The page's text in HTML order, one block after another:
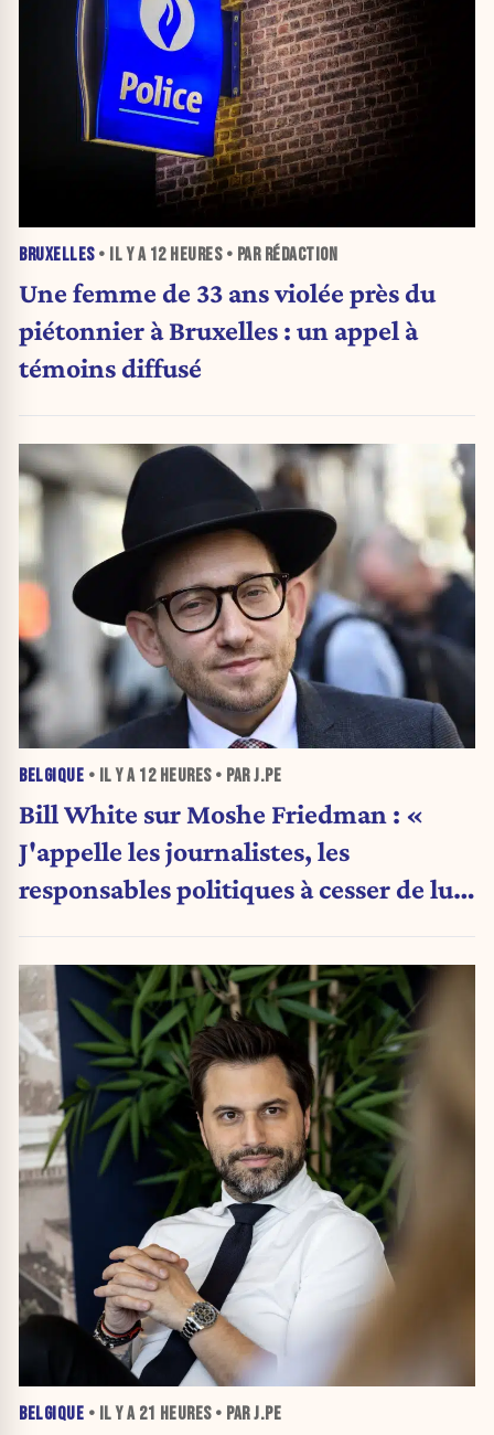
BRUXELLES• IL Y A 12 HEURES• PAR RÉDACTION
Une femme de 33 ans violée près du
piétonnier à Bruxelles : un appel à
témoins diffusé
BELGIQUE • IL Y A 12 HEURES• PAR J.PE
Bill White sur Moshe Friedman : «
J'appelle les journalistes, les
responsables politiques à cesser de lui
BELGIQUE • IL Y A 21 HEURES• PAR J.PE